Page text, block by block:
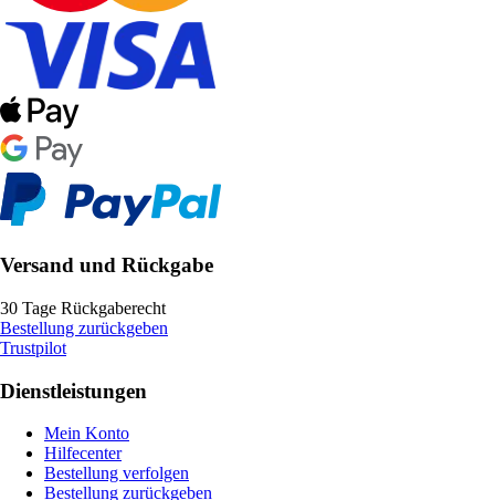
Versand und Rückgabe
30 Tage Rückgaberecht
Bestellung zurückgeben
Trustpilot
Dienstleistungen
Mein Konto
Hilfecenter
Bestellung verfolgen
Bestellung zurückgeben